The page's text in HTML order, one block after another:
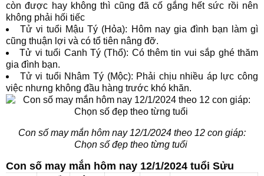
còn được hay không thì cũng đã cố gắng hết sức rồi nên
không phải hối tiếc
Tử vi tuổi Mậu Tý (Hỏa): Hôm nay gia đình bạn làm gì
cũng thuận lợi và có tổ tiên nâng đỡ.
Tử vi tuổi Canh Tý (Thổ): Có thêm tin vui sắp ghé thăm
gia đình bạn.
Tử vi tuổi Nhâm Tý (Mộc): Phải chịu nhiều áp lực công
việc nhưng không đầu hàng trước khó khăn.
Con số may mắn hôm nay 12/1/2024 theo 12 con giáp:
Chọn số đẹp theo từng tuổi
Con số may mắn hôm nay 12/1/2024 tuổi Sửu